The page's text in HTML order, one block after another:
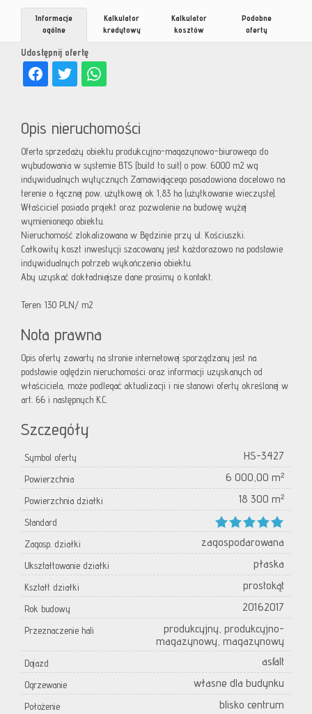
Udostępnij ofertę
Informacje
ogólne
Kalkulator
kredytowy
Kalkulator
kosztów
Podobne
oferty
Opis nieruchomości
Oferta sprzedaży obiektu produkcyjno-magazynowo–biurowego do
wybudowania w systemie BTS (build to suit) o pow. 6000 m2 wg
indywidualnych wytycznych Zamawiającego posadowiona docelowo na
terenie o łącznej pow. użytkowej ok 1,83 ha (użytkowanie wieczyste).
Właściciel posiada projekt oraz pozwolenie na budowę wyżej
wymienionego obiektu.
Nieruchomość zlokalizowana w Będzinie przy ul. Kościuszki.
Całkowity koszt inwestycji szacowany jest każdorazowo na podstawie
indywidualnych potrzeb wykończenia obiektu.
Aby uzyskać dokładniejsze dane prosimy o kontakt.
Teren: 130 PLN/ m2
Nota prawna
Opis oferty zawarty na stronie internetowej sporządzany jest na
podstawie oględzin nieruchomości oraz informacji uzyskanych od
właściciela, może podlegać aktualizacji i nie stanowi oferty określonej w
art. 66 i następnych K.C.
Szczegóły
Symbol oferty HS-3427
Powierzchnia 6 000,00 m²
Powierzchnia działki 18 300 m²
Standard
Zagosp. działki
zagospodarowana
Ukształtowanie działki płaska
Kształt działki prostokąt
Rok budowy 20162017
Przeznaczenie hali
produkcyjny, produkcyjno-
magazynowy, magazynowy
Dojazd asfalt
Ogrzewanie własne dla budynku
Położenie blisko centrum